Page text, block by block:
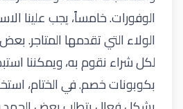
الوفورات. خامساً، يجب علينا
الولاء التي تقدمها المتاجر.
لكل شراء نقوم به، ويمكننا
بكوبونات خصم. في الختام،